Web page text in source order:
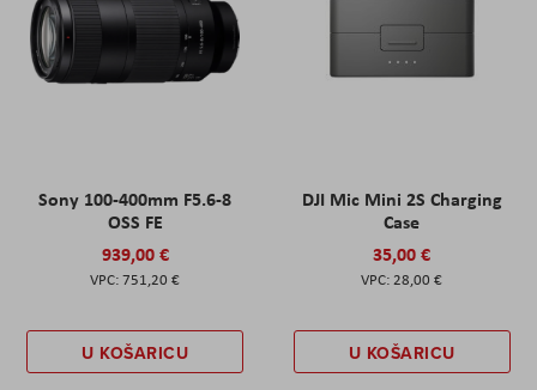
Sony 100-400mm F5.6-8
OSS FE
939,00 €
751,20 €
U KOŠARICU
DJI Mic Mini 2S Charging
Case
35,00 €
28,00 €
U KOŠARICU